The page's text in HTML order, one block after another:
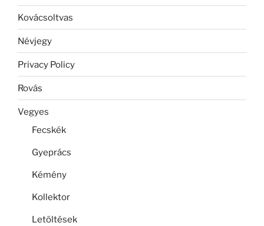
Kovácsoltvas
Névjegy
Privacy Policy
Rovás
Vegyes
Fecskék
Gyeprács
Kémény
Kollektor
Letöltések